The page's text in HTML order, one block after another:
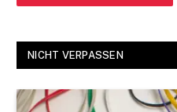
NICHT VERPASSEN